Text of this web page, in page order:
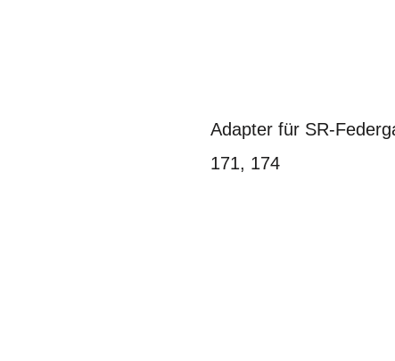
Adapter für SR-
171, 174